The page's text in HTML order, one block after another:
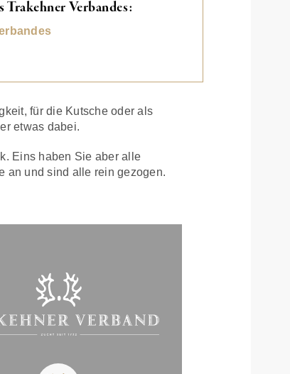
Verbandes:
für die Kutsche oder als
etwas dabei.
Eins haben Sie aber alle
an und sind alle rein gezogen.